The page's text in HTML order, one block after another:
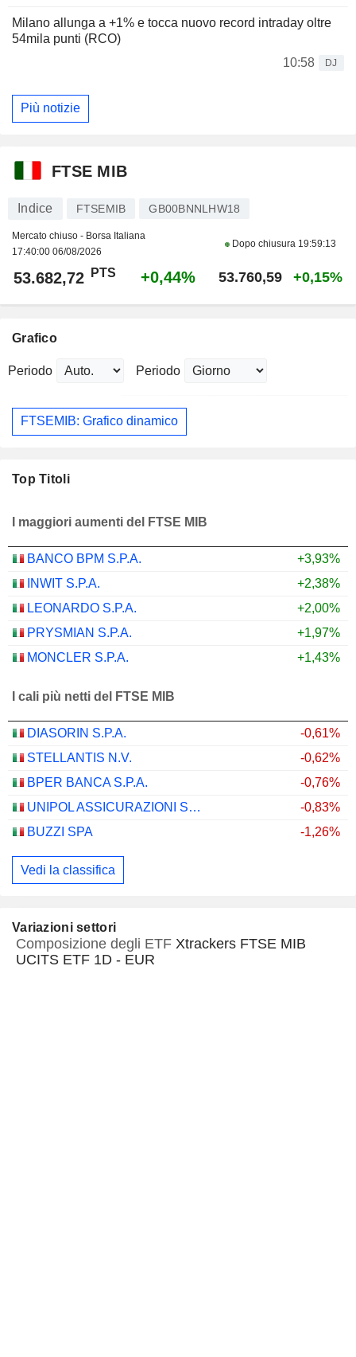
Milano allunga a +1% e tocca nuovo record intraday oltre
54mila punti (RCO)
10:58
DJ
Più notizie
FTSE MIB
Indice FTSEMIB GB00BNNLHW18
Mercato chiuso - Borsa Italiana
17:40:00 06/08/2026
Dopo chiusura 19:59:13
53.682,72 PTS +0,44% 53.760,59 +0,15%
Grafico
Periodo Periodo
FTSEMIB: Grafico dinamico
Top Titoli
I maggiori aumenti del FTSE MIB
BANCO BPM S.P.A.
+3,93%
INWIT S.P.A.
+2,38%
LEONARDO S.P.A.
+2,00%
PRYSMIAN S.P.A.
+1,97%
MONCLER S.P.A.
+1,43%
I cali più netti del FTSE MIB
DIASORIN S.P.A.
-0,61%
STELLANTIS N.V.
-0,62%
BPER BANCA S.P.A.
-0,76%
UNIPOL ASSICURAZIONI S.P.A.
-0,83%
BUZZI SPA
-1,26%
Vedi la classifica
Variazioni settori
Composizione degli ETF Xtrackers FTSE MIB
UCITS ETF 1D - EUR